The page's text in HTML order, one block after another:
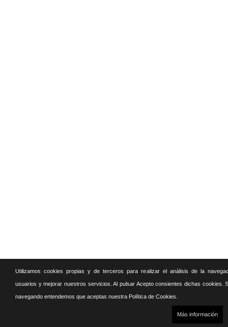
Utilizamos cookies propias y de terceros para realizar el análisis de la
usuarios y mejorar nuestros servicios. Al pulsar Acepto consientes dichas cookies.
navegando entendemos que aceptas nuestra Política de Cookies.
Más información